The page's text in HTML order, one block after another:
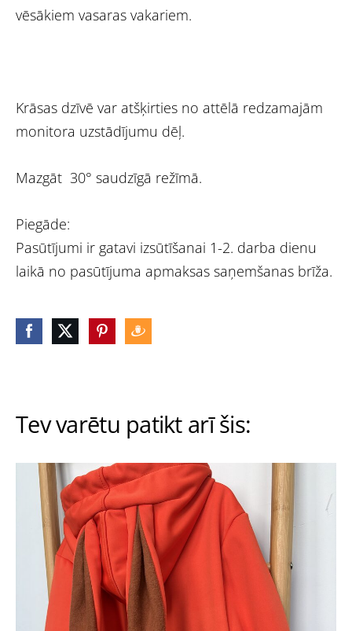
vēsākiem vasaras vakariem.
Krāsas dzīvē var atšķirties no attēlā redzamajām
monitora uzstādījumu dēļ.
Mazgāt 30° saudzīgā režīmā.
Piegāde:
Pasūtījumi ir gatavi izsūtīšanai 1-2. darba dienu
laikā no pasūtījuma apmaksas saņemšanas brīža.
Tev varētu patikt arī šis: